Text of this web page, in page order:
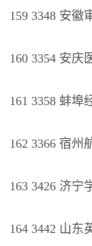
159 3348 安徽
160 3354 安庆
161 3358 蚌埠
162 3366 宿州
163 3426 济宁
164 3442 山东